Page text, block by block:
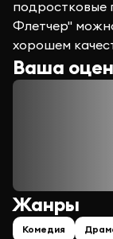
подростковые
Флетчер"
хорошем
Ваша
Жанры
Комедия